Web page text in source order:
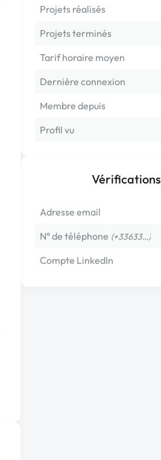
Projets réalisés
Projets terminés
Tarif horaire moyen
Dernière connexion
Membre depuis
Profil vu
Vérifications
Adresse email
N° de téléphone (+33633…)
Compte LinkedIn